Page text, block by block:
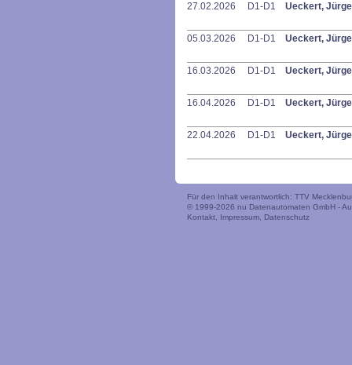
27.02.2026 D1-D1 Ueckert,
05.03.2026 D1-D1 Ueckert,
16.03.2026 D1-D1 Ueckert,
16.04.2026 D1-D1 Ueckert,
22.04.2026 D1-D1 Ueckert,
Für den Inhalt verantwortlich: TTV
© 1999-2026 nu Datenautomaten GmbH -
Kontakt
Impressum Datenschutz